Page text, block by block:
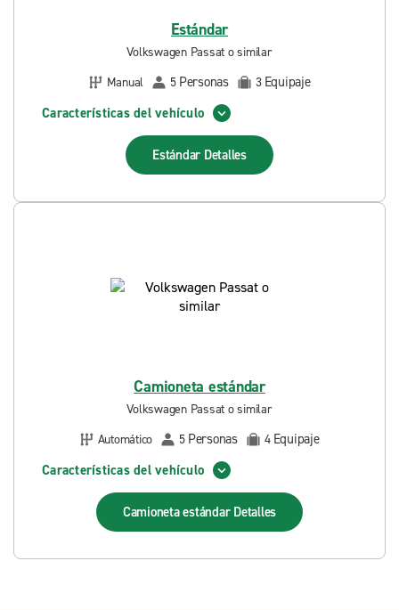
Estándar
Volkswagen Passat o similar
Manual
5 Personas 3 Equipaje
Características del vehículo
Estándar Detalles
Camioneta estándar
Volkswagen Passat o similar
Automático
5 Personas 4 Equipaje
Características del vehículo
Camioneta estándar Detalles